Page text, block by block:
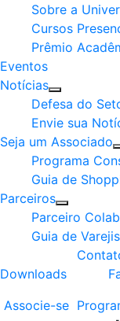
Sobre a
Cursos
Prêmio
Eventos
Notícias
Defesa do
Envie sua
Seja um Associado
Programa
Guia de
Parceiros
Parceiro
Guia de
Downloads
Associe-se